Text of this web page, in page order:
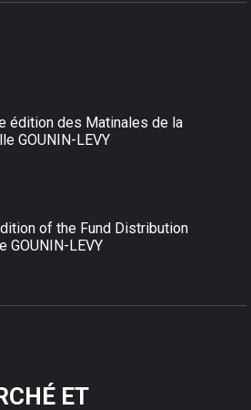
édition des Matinales de la
GOUNIN-LEVY
of the Fund Distribution
GOUNIN-LEVY
ET